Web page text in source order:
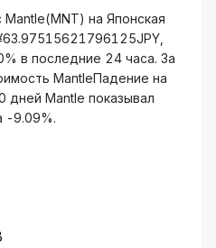
на Японская
в последние 24 часа. За
MantleПадение на
дней Mantle показывал
-9.09%.